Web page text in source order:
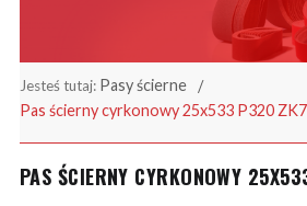
Jesteś tutaj: Pasy ścierne
Pas ścierny cyrkonowy 25x533 P320
PAS ŚCIERNY CYRKONOWY